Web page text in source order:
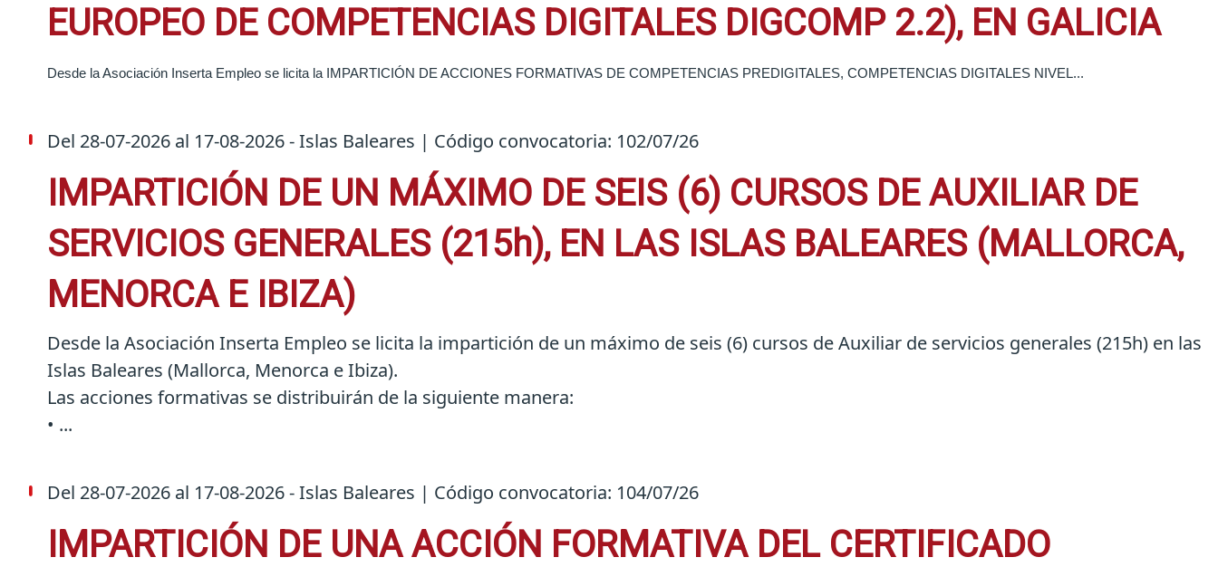
EUROPEO DE COMPETENCIAS DIGITALES DIGCOMP 2.2), EN GALICIA
Desde la Asociación Inserta Empleo se licita la ­­­­­­IMPARTICIÓN DE ACCIONES FORMATIVAS DE COMPETENCIAS PREDIGITALES, COMPETENCIAS DIGITALES NIVEL...
Del 28-07-2026 al 17-08-2026- Islas Baleares | Código convocatoria: 102/07/26
IMPARTICIÓN DE UN MÁXIMO DE SEIS (6) CURSOS DE AUXILIAR DE
SERVICIOS GENERALES (215h), EN LAS ISLAS BALEARES (MALLORCA,
MENORCA E IBIZA)
Desde la Asociación Inserta Empleo se licita la impartición de un máximo de seis (6) cursos de Auxiliar de servicios generales (215h) en las
Islas Baleares (Mallorca, Menorca e Ibiza).
Las acciones formativas se distribuirán de la siguiente manera:
• ...
Del 28-07-2026 al 17-08-2026- Islas Baleares | Código convocatoria: 104/07/26
IMPARTICIÓN DE UNA ACCIÓN FORMATIVA DEL CERTIFICADO